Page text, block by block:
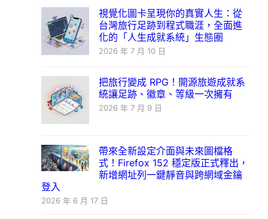
視覺化圖卡呈現你的真實人生：從
台灣旅行足跡到程式職涯，全面進
化的「人生成就系統」生態圈
2026 年 7 月 10 日
把旅行變成 RPG！開源旅遊成就系
統讓足跡、徽章、等級一次擁有
2026 年 7 月 9 日
帶來全新設定介面與未來圖檔格
式！Firefox 152 穩定版正式釋出，
新增網址列一鍵靜音與跨網域金鑰
登入
2026 年 6 月 17 日